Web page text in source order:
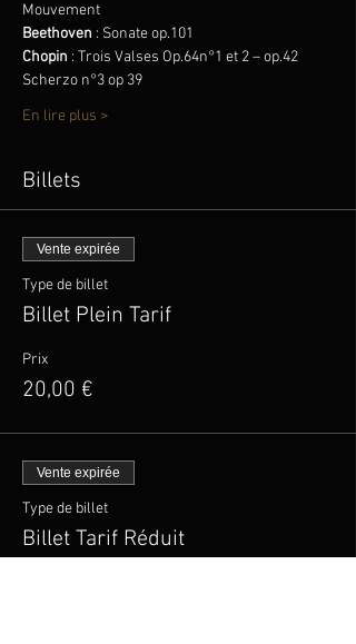
Mouvement
Beethoven : Sonate op.101
Chopin : Trois Valses Op.64n°1 et 2 – op.42
Scherzo n°3 op 39
En lire plus >
Billets
Vente expirée
Type de billet
Billet Plein Tarif
Prix
20,00 €
Vente expirée
Type de billet
Billet Tarif Réduit